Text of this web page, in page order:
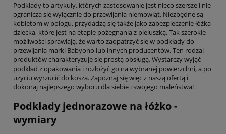
Podkłady to artykuły, których zastosowanie jest nieco szersze i nie
ogranicza się wyłącznie do przewijania niemowląt. Niezbędne są
kobietom w połogu, przydadzą się także jako zabezpieczenie łóżka
dziecka, które jest na etapie pożegnania z pieluszką. Tak szerokie
możliwości sprawiają, że warto zaopatrzyć się w podkłady do
przewijania marki Babyono lub innych producentów. Ten rodzaj
produktów charakteryzuje się prostą obsługą. Wystarczy wyjąć
podkład z opakowania i rozłożyć go na wybranej powierzchni, a po
użyciu wyrzucić do kosza. Zapoznaj się więc z naszą ofertą i
dokonaj najlepszego wyboru dla siebie i swojego maleństwa!
Podkłady jednorazowe na łóżko -
wymiary